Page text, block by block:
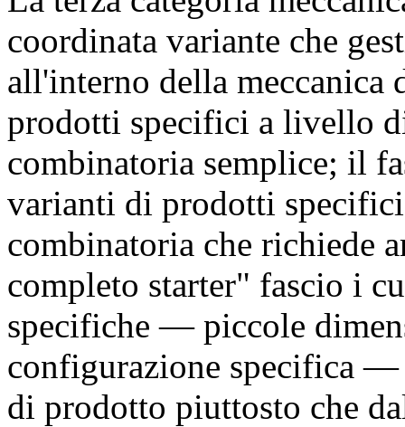
coordinata variante che
all'interno della meccanica
prodotti specifici a livello
combinatoria semplice; il
varianti di prodotti
combinatoria che richiede
completo starter" fascio i
specifiche — piccole
configurazione specifica
di prodotto piuttosto che